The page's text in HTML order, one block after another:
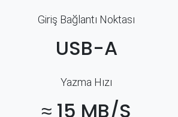
Giriş Bağlantı Noktası
USB-A
Yazma Hızı
≈ 15 MB/S